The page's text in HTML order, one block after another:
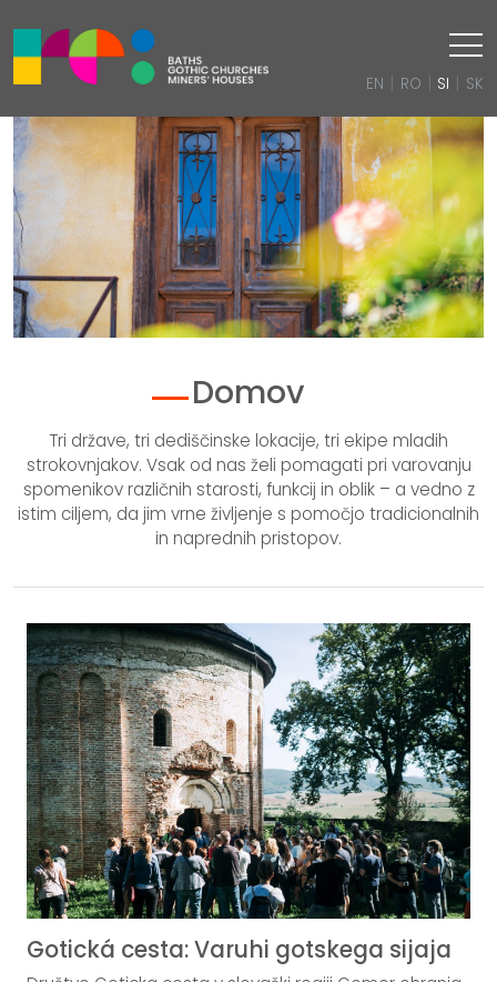
EN | RO | SI | SK
012
Domov
Tri države, tri dediščinske lokacije, tri ekipe mladih
strokovnjakov. Vsak od nas želi pomagati pri varovanju
spomenikov različnih starosti, funkcij in oblik – a vedno z
istim ciljem, da jim vrne življenje s pomočjo tradicionalnih
in naprednih pristopov.
Gotická cesta: Varuhi gotskega sijaja